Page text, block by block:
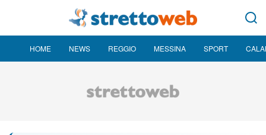
HOME NEWS REGGIO MESSINA SPORT